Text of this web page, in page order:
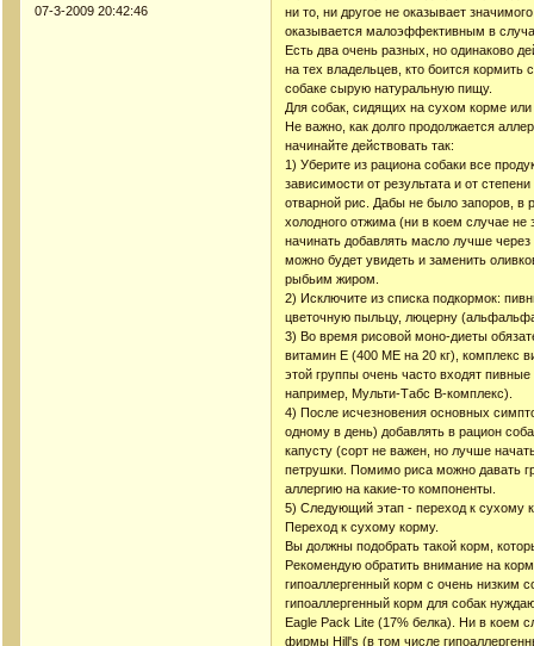
07-3-2009 20:42:46
ни то, ни другое не оказывает
оказывается малоэффективным в
Есть два очень разных, но одинаково
на тех владельцев, кто боится кормить
собаке сырую натуральную пищу.
Для собак, сидящих на сухом корме
Не важно, как долго продолжается
начинайте действовать так:
1) Уберите из рациона собаки все
зависимости от результата и от
отварной рис. Дабы не было запоров, в
холодного отжима (ни в коем случае не
начинать добавлять масло лучше через
можно будет увидеть и заменить
рыбьим жиром.
2) Исключите из списка подкормок:
цветочную пыльцу, люцерну
3) Во время рисовой моно-диеты
витамин Е (400 МЕ на 20 кг), комплекс
этой группы очень часто входят
например, Мульти-Табс В-комплекс).
4) После исчезновения основных
одному в день) добавлять в рацион
капусту (сорт не важен, но лучше
петрушки. Помимо риса можно давать
аллергию на какие-то компоненты.
5) Следующий этап - переход к сухому
Переход к сухому корму.
Вы должны подобрать такой корм,
Рекомендую обратить внимание на
гипоаллергенный корм с очень низким
гипоаллергенный корм для собак
Eagle Pack Lite (17% белка). Ни в коем
фирмы Hill's (в том числе